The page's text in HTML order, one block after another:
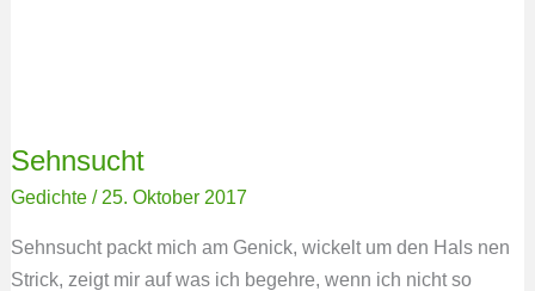
Sehnsucht
Gedichte/ 25. Oktober 2017
Sehnsucht packt mich am Genick, wickelt um den Hals nen
Strick, zeigt mir auf was ich begehre, wenn ich nicht so